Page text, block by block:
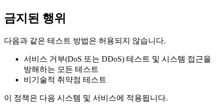
금지된 행위
다음과 같은 테스트 방법은 허용되지 않습니다.
서비스 거부(DoS 또는 DDoS) 테스트 및 시스템 접근을
방해하는 모든 테스트
비기술적 취약점 테스트
이 정책은 다음 시스템 및 서비스에 적용됩니다.